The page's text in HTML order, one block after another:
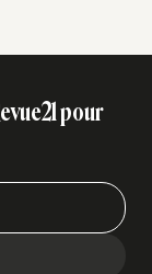
pour